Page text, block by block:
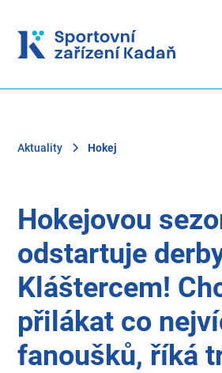
Aktuality Hokej
Hokejovou
odstartuje
Kláštercem!
přilákat co
fanoušků, říká